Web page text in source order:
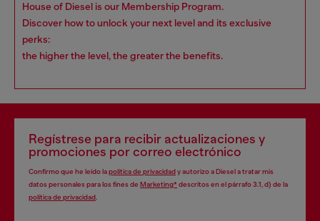
House of Diesel is our Membership Program.
Discover how to unlock your next level and its exclusive
perks:
the higher the level, the greater the benefits.
Regístrese para recibir actualizaciones y
promociones por correo electrónico
Confirmo que he leído lapolítica de privacidady autorizo a Diesel a tratar mis
datos personales para los fines de Marketing*descritos en el párrafo 3.1, d) de la
política de privacidad